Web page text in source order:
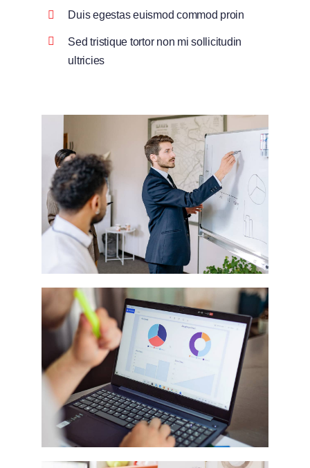
Duis egestas euismod commod proin
Sed tristique tortor non mi sollicitudin
ultricies